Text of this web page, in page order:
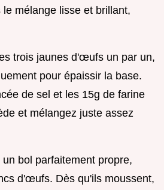
mélange lisse et brillant,
trois jaunes d'œufs un par un,
pour épaissir la base.
de sel et les 15g de farine
et mélangez juste assez
bol parfaitement propre,
d'œufs. Dès qu'ils moussent,